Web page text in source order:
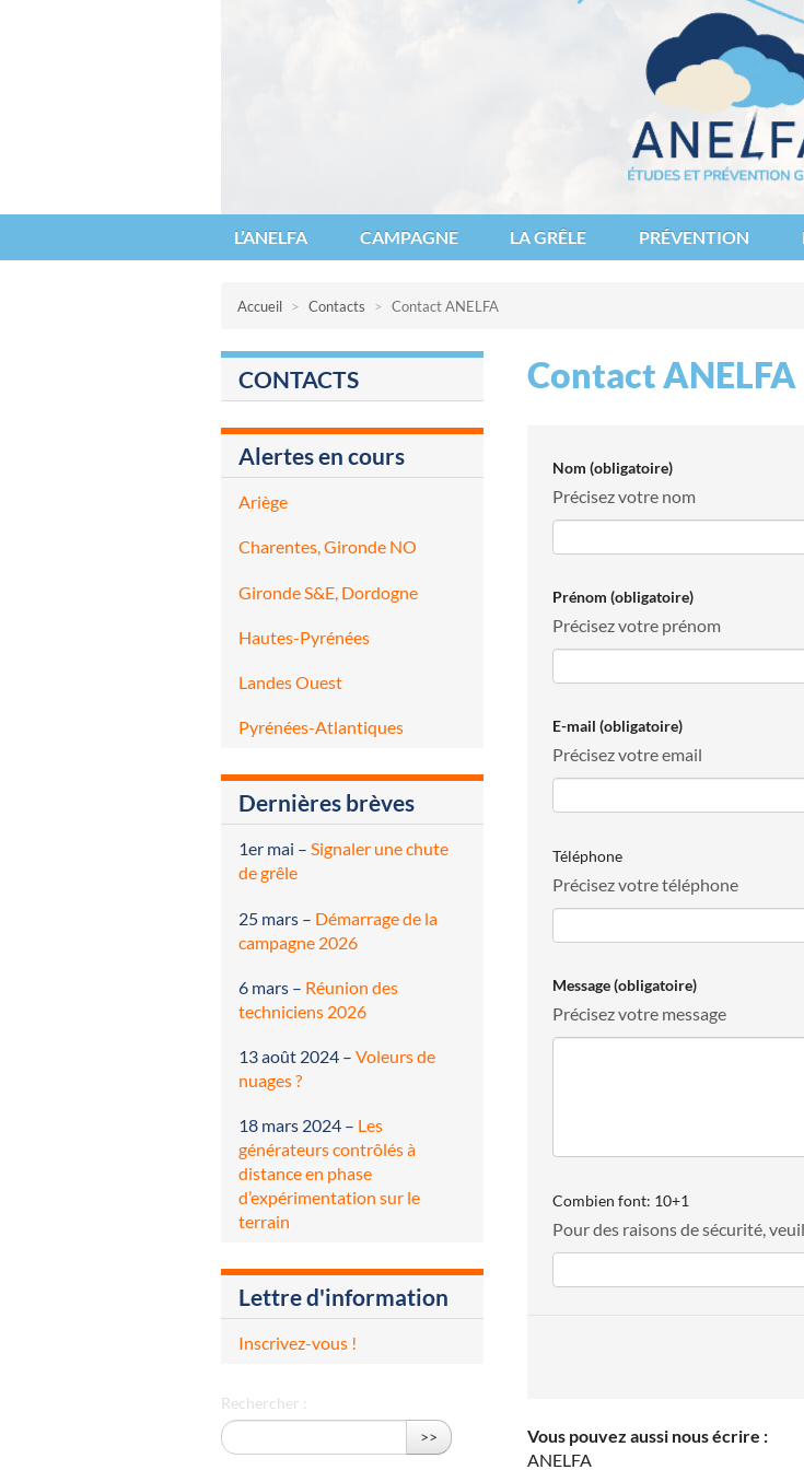
Anelfa : association nationale d’études et de lutte contre les fléaux
L’ANELFA CAMPAGNE LA GRÊLE PRÉVENTION
Accueil > Contacts > Contact ANELFA
Contact ANELFA
Nom (obligatoire)
Précisez votre nom
Prénom (obligatoire)
Précisez votre prénom
E-mail (obligatoire)
Précisez votre email
Téléphone
Précisez votre téléphone
Message(obligatoire)
Précisez votre message
Combien font: 10+1
Pour des raisons de sécurité,
Vous pouvez aussi nous écrire :
ANELFA
CONTACTS
Alertes en cours
Ariège
Charentes, Gironde NO
Gironde S&E, Dordogne
Hautes-Pyrénées
Landes Ouest
Pyrénées-Atlantiques
Dernières brèves
1er mai – Signaler une chute
de grêle
25 mars – Démarrage de la
campagne 2026
6 mars – Réunion des
techniciens 2026
13 août 2024 – Voleurs de
nuages ?
18 mars 2024 – Les
générateurs contrôlés à
distance en phase
d’expérimentation sur le
terrain
Lettre d'information
Inscrivez-vous !
Rechercher :
>>